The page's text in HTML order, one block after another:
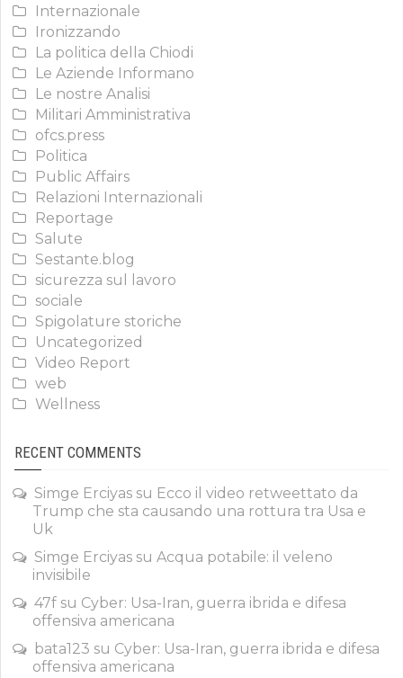
Internazionale
Ironizzando
La politica della Chiodi
Le Aziende Informano
Le nostre Analisi
Militari Amministrativa
ofcs.press
Politica
Public Affairs
Relazioni Internazionali
Reportage
Salute
Sestante.blog
sicurezza sul lavoro
sociale
Spigolature storiche
Uncategorized
Video Report
web
Wellness
RECENT COMMENTS
Simge Erciyas su Ecco il video retweettato da
Trump che sta causando una rottura tra Usa e
Uk
Simge Erciyas su Acqua potabile: il veleno
invisibile
47f su Cyber: Usa-Iran, guerra ibrida e difesa
offensiva americana
bata123 su Cyber: Usa-Iran, guerra ibrida e difesa
offensiva americana